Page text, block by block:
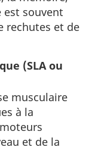
est souvent
rechutes et de
(SLA ou
musculaire
à la
et de la